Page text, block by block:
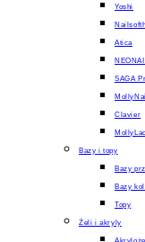
Yoshi
Atica
SAGA
Clavier
MollyLac
Bazy i topy
Bazy
Bazy
Topy
Żeli i akryly